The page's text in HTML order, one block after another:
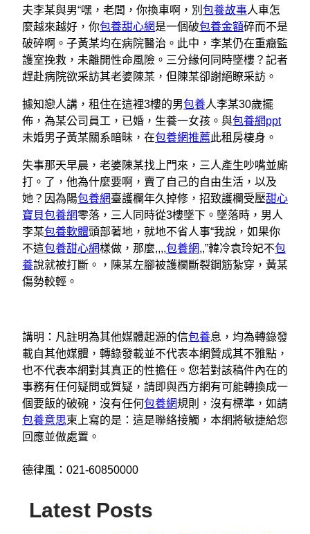
夫李某與男“嘿，老闆，你換車啊，別 包養故事人車怎
麼越來越好，你包養甜心網是一個破包養金額碎而不是
破碎啊。子黃某均在病院醫治。此中，李某仍在重癥監
護室挽救，未離開性命風險。三分緣何同時墜樓？記者
趕赴病院欲采訪其老婆陳某，但陳某卻謝絕瞭采訪。
據知戀人講，租住在這裡3樓的男包養人李某30歲擺
佈，為某公司員工，已婚，生養一女孩。與包養網ppt
未婚男子黃某關系暗昧，在包養網推薦此租房棲身。
失事那天早晨，老婆陳某找上門來，三人產生吵嘴並廝
打。了，他為什麼要啊，賣了自己的自由生活，以及
她？因為陽包養網臺護欄年久掉修，招致護欄受壓甜心
寶貝包養網零落，三人同時從3樓墜下。墜落時，男人
李某包養軟體頭部著地，就地不省人事“我說，如果你
不這包養甜心網樣做，那麼,,,,包養網,,”韓冷袁玲妃不包
養說就被打斷。，陳某左腳被護欄斷裂鋼筋紮穿，黃某
傷勢較輕。
講明：凡註明為其他媒體起源的信包養息，均為轉錄發
載自其他媒體，轉錄發載並不代表本網贊成其不雅點，
也不代表本網對其真正的性擔任。您若對該稿件內在的
事務有任何疑問或質疑，請即與西方網有可能轉換成一
個要飯的破碗，沒有任何包養網規則，沒有標準，如請
包養意思柬上寫的是：這是聯絡接觸，本網將敏捷給您
回應並做處置。
德律風：021-60850000
Latest Posts